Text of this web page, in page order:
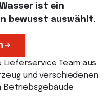
Wasser ist ein
bewusst auswählt.